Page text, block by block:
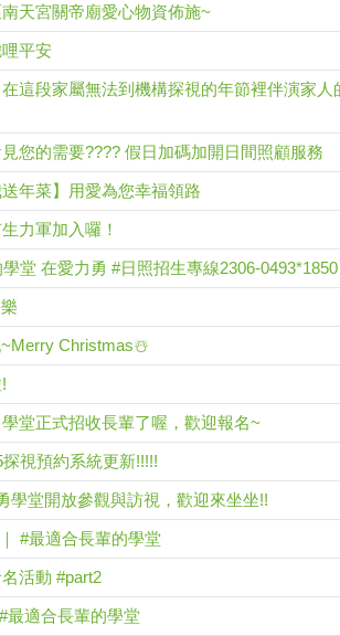
天宮關帝廟愛心物資佈施~
平安
這段家屬無法到機構探視的年節裡伴演家
您的需要???? 假日加碼加開日間照顧服務
送年菜】用愛為您幸福領路
力軍加入囉！
堂 在愛力勇 #日照招生專線2306-0493*1850
Christmas☃️
堂正式招收長輩了喔，歡迎報名~
視預約系統更新!!!!!
學堂開放參觀與訪視，歡迎來坐坐!!
#最適合長輩的學堂
活動 #part2
最適合長輩的學堂